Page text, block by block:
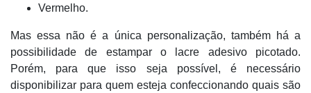
Vermelho.
Mas essa não é a única personalização, também há a
possibilidade de estampar o lacre adesivo picotado.
Porém, para que isso seja possível, é necessário
disponibilizar para quem esteja confeccionando quais são